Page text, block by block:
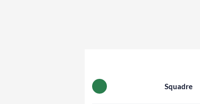
Squadre